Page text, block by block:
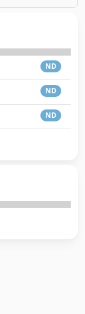
ND
ND
ND